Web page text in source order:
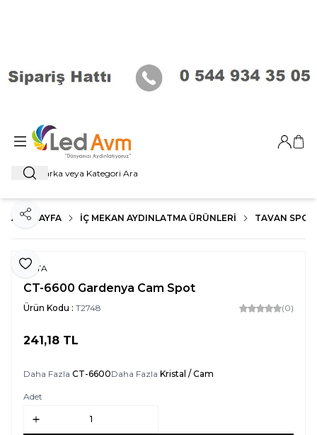
Ara
Giriş
ANA SAYFA İÇ MEKAN AYDINLATMA ÜRÜNLERI TAVAN SPOT
Favoriye Ekle
Paylaş
CATA
CT-6600 Gardenya Cam Spot
Ürün Kodu : T2748 (0)
241,18 TL
Daha Fazla CT-6600Daha Fazla Kristal / Cam
Adet